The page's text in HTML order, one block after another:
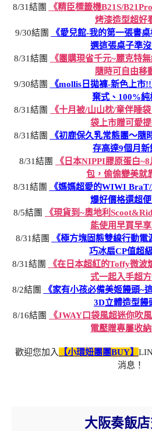
8/31結團
《精臣標籤機B21S/
烤漆造型超好
9/30結團
《愛兒館-我的第一張書
選這張桌子準
8/31結團
《團購現省千元~麗克特
隨時可自由移
9/30結團
《mollis日拋褲-新色上市
棄式、100%純
8/31結團
《十月被/山山枕/童伴睡
袋上市贈可愛
8/31結團
《初鹿保久乳常態團～
存高達9個月新
8/31結團
《日本NIPPI膠原蛋白
包，偷偷變美就
8/31結團
《媽媽超愛的WIWI
爆好價格還超
8/5結團
《現貨到~奧地利
能使用早買早
8/31結團
《極方塊固態雙線行動
巧冰扇CP值超
8/31結團
《在日本超紅的Toffy微
式一起入手超
8/2結團
《家有小孩必備美姬饅頭~
3D立體造型饅
8/16結團
《JWAY口袋風超迷你吹
電壓贈專屬收
歡迎您加入 【小環妞團團BUY】
消息！
大阪奏飯